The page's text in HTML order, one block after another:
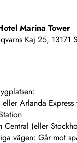
Marina Tower
Kaj 25, 13171
eller Arlanda Express
Central (eller
vägen: Går mot